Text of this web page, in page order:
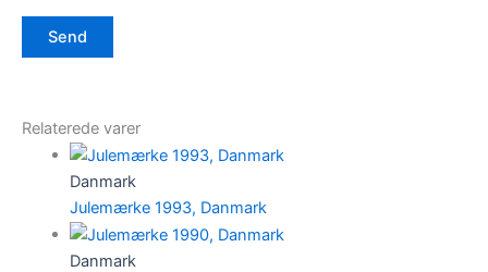
Relaterede varer
Danmark
Julemærke 1993, Danmark
Danmark